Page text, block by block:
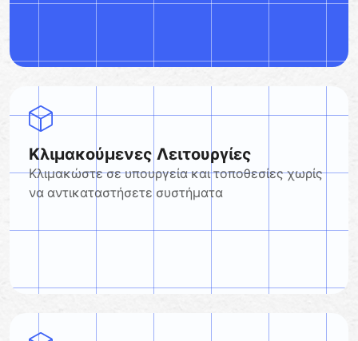
Κλιμακούμενες Λειτουργίες
Κλιμακώστε σε υπουργεία και τοποθεσίες χωρίς
να αντικαταστήσετε συστήματα